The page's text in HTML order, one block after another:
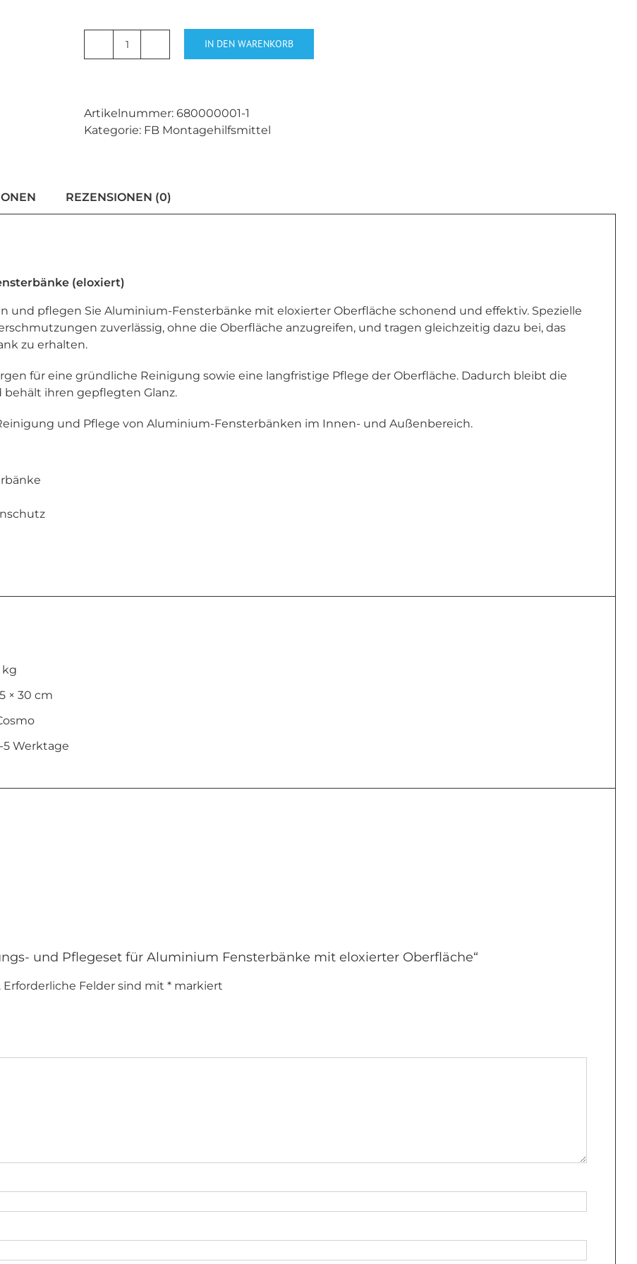
Reinigungs-
Aluminium
Fensterbänke
Menge
IN DEN WARENKORB
Artikelnummer: 680000001-1
Kategorie: FB Montagehilfsmittel
REZENSIONEN (0)
(eloxiert)
und pflegen Sie Aluminium-Fensterbänke mit eloxierter Oberfläche schonend und effektiv. Spezielle
zuverlässig, ohne die Oberfläche anzugreifen, und tragen gleichzeitig dazu bei, das
zu erhalten.
für eine gründliche Reinigung sowie eine langfristige Pflege der Oberfläche. Dadurch bleibt die
ihren gepflegten Glanz.
und Pflege von Aluminium-Fensterbänken im Innen- und Außenbereich.
kg
× 30 cm
5 Werktage
und Pflegeset für Aluminium Fensterbänke mit eloxierter Oberfläche“
Erforderliche Felder sind mit * markiert